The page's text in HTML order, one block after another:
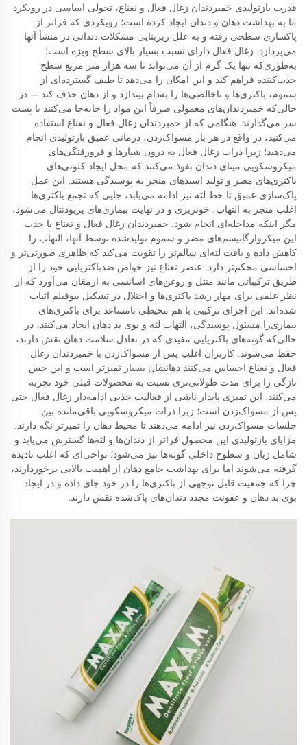
قدرت بازتولیدی خمیردندان زغال فعال و نعناع، تحولی اساسی در رویکرد
ما به بهداشت دهان و دندان ایجاد کرده است؛ رویکردی که فراتر از
پاکسازی سطحی رفته و به علل زیربنایی مشکلات دندانی در منشأ آنها
می‌پردازد. زغال فعال دارای نسبت بسیار بالای سطح ویژه است؛
به‌طوری‌که تنها یک گرم از آن می‌تواند تا سه هزار متر مربع سطح
جذب‌کننده فراهم کند و این امکان را می‌دهد تا طیف گسترده‌ای از
سموم، باکتری‌ها و ناخالصی‌ها را به‌دام بیندازد و از دهان حذف کند — در
حالی‌که خمیردندان‌های معمولی صرفاً این مواد را جابه‌جا می‌کنند یا پشت
سر می‌گذارند. هنگامی که از خمیردندان زغال فعال و نعناع استفاده
می‌کنید، در واقع در هر بار مسواک‌زدن، درمانی عمیق بازتولیدی انجام
می‌دهید؛ زیرا ذرات زغال فعال به درون شیارها و فرورفتگی‌های
میکروسکوپی مینای دندان نفوذ می‌کنند که محل ایجاد کلونی‌های
باکتری‌های مضر و تولید اسیدهای منجر به پوسیدگی هستند. این عمل
پاک‌سازی عمیق تا خط لثه نیز ادامه می‌یابد، جایی که تجمع باکتری‌ها
اغلب منجر به التهاب، خونریزی و در نهایت بیماری‌های پریودنتال می‌شود،
مگر اینکه مداخله‌ای انجام شود. خمیردندان زغال فعال و نعناع با جذب
این میکروارگانیسم‌های مضر و سموم تولیدشده توسط آنها، التهاب را
کاهش داده و بافت لثه‌ای سالم‌تر را تقویت می‌کند که ظاهری صورتی‌تر و
احساسی محکم‌تر دارد. عنصر نعناع نیز خواص ضدباکتریایی خود را از
طریق ترکیباتی مانند منتل و روغن‌های اسانسی به ارمغان می‌آورد که از
نظر علمی برای مهار رشد باکتری‌ها و اختلال در تشکیل بیوفیلم اثبات
شده‌اند. این اجزای ترکیبی با هم محیطی نامساعد برای باکتری‌های
بیماری‌زا مسئول پوسیدگی، التهاب لثه و بوی بد دهان ایجاد می‌کنند، در
حالی‌که گونه‌های باکتریایی مفیدی که در تعادل سلامت دهان نقش دارند،
حفظ می‌شوند. کاربران اغلب پس از مسواک‌زدن با خمیردندان زغال
فعال و نعناع احساس می‌کنند دهانشان بسیار تمیزتر است و این حس
تازگی را برای مدت طولانی‌تری نسبت به محصولات قبلی خود تجربه
می‌کنند. این تمیزی پایدار ناشی از فعالیت جذبی ادامه‌دار زغال فعال حتی
پس از مسواک‌زدن است؛ زیرا ذرات میکروسکوپی باقی‌مانده بین
جلسات مسواک‌زدن نیز ادامه می‌دهند تا محیط دهان را تمیزتر نگه دارند.
مزایای بازتولیدی این محصول فراتر از دندان‌ها و لثه‌ها گسترش می‌یابد و
شامل زبان و سطوح داخلی گونه‌ها نیز می‌شود؛ نواحی‌ای که اغلب نادیده
گرفته می‌شوند اما برای بهداشت جامع دهان از اهمیت بالایی برخوردارند،
چرا که جمعیت قابل توجهی از باکتری‌ها را در خود جای داده و در ایجاد
بوی بد دهان و عفونت مجدد دندان‌های پاک‌شده نقش دارند.